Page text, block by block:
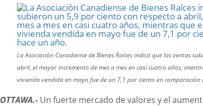
La Asociación Canadiense de Bienes Raíces indicó que las ventas
abril, el mayor incremento de mes a mes en casi cuatro años,
vivienda vendida en mayo fue de un 7,1 por ciento en comparación
OTTAWA.- Un fuerte mercado de valores y el